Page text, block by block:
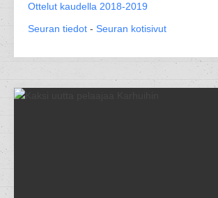
Ottelut kaudella 2018-2019
Seuran tiedot - Seuran kotisivut